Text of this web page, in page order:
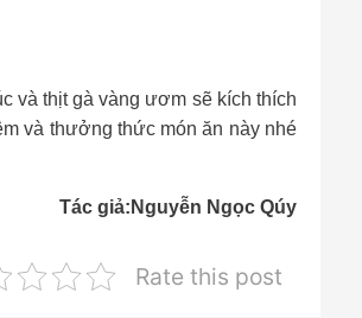
và thịt gà vàng ươm sẽ kích thích
và thưởng thức món ăn này nhé
Tác giả:Nguyễn Ngọc Qúy
Rate this post